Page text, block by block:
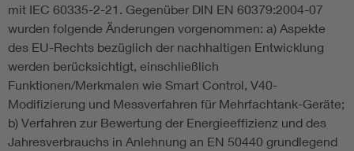
mit IEC 60335-2-21. Gegenüber DIN EN 60379:2004-07
wurden folgende Änderungen vorgenommen: a) Aspekte
des EU-Rechts bezüglich der nachhaltigen Entwicklung
werden berücksichtigt, einschließlich
Funktionen/Merkmalen wie Smart Control, V40-
Modifizierung und Messverfahren für Mehrfachtank-Geräte;
b) Verfahren zur Bewertung der Energieeffizienz und des
Jahresverbrauchs in Anlehnung an EN 50440 grundlegend